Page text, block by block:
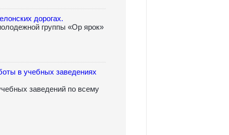
дорогах.
группы «Ор ярок»
в учебных заведениях
заведений по всему